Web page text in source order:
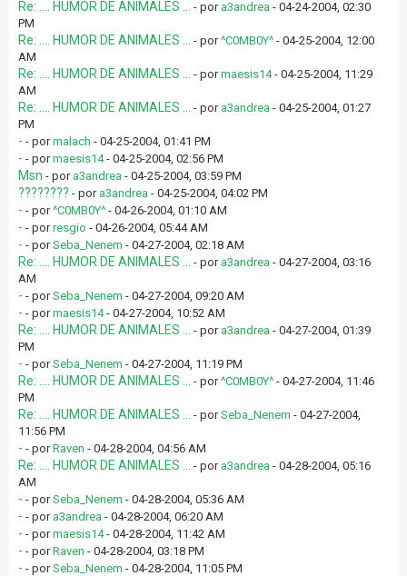
Re: .... HUMOR DE ANIMALES ... - por a3andrea - 04-24-2004, 02:30
PM
Re: .... HUMOR DE ANIMALES ... - por^C0MB0Y^ - 04-25-2004, 12:00
AM
Re: .... HUMOR DE ANIMALES ... - pormaesis14- 04-25-2004, 11:29
AM
Re: .... HUMOR DE ANIMALES ... - por a3andrea - 04-25-2004, 01:27
PM
- - pormalach - 04-25-2004, 01:41 PM
- - pormaesis14- 04-25-2004, 02:56 PM
Msn - por a3andrea - 04-25-2004, 03:59 PM
???????? - por a3andrea - 04-25-2004, 04:02 PM
- - por^C0MB0Y^ - 04-26-2004, 01:10 AM
- - porresgio - 04-26-2004, 05:44 AM
- - porSeba_Nenem - 04-27-2004, 02:18 AM
Re: .... HUMOR DE ANIMALES ... - por a3andrea - 04-27-2004, 03:16
AM
- - porSeba_Nenem - 04-27-2004, 09:20 AM
- - pormaesis14- 04-27-2004, 10:52 AM
Re: .... HUMOR DE ANIMALES ... - por a3andrea - 04-27-2004, 01:39
PM
- - porSeba_Nenem - 04-27-2004, 11:19 PM
Re: .... HUMOR DE ANIMALES ... - por^C0MB0Y^ - 04-27-2004, 11:46
PM
Re: .... HUMOR DE ANIMALES ... - porSeba_Nenem - 04-27-2004,
11:56 PM
- - porRaven - 04-28-2004, 04:56 AM
Re: .... HUMOR DE ANIMALES ... - por a3andrea - 04-28-2004, 05:16
AM
- - porSeba_Nenem - 04-28-2004, 05:36 AM
- - por a3andrea - 04-28-2004, 06:20 AM
- - pormaesis14- 04-28-2004, 11:42 AM
- - porRaven - 04-28-2004, 03:18 PM
- - porSeba_Nenem - 04-28-2004, 11:05 PM